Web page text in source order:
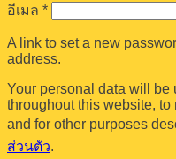
อีเมล *ต้องการ
A link to set a new
address.
Your personal data will be
throughout this website,
and for other purposes
ส่วนตัว.